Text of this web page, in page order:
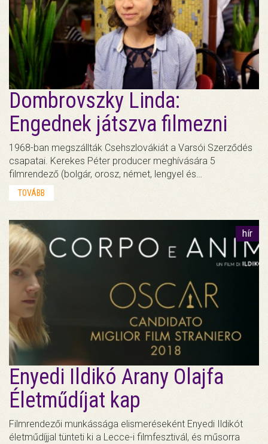
Dombrovszky Linda:
Engednek játszva filmezni
1968-ban megszállták Csehszlovákiát a Varsói Szerződés
csapatai. Kerekes Péter producer meghívására 5
filmrendező (bolgár, orosz, német, lengyel és…
TOVÁBB
hír
Enyedi Ildikó Arany Olajfa
Életműdíjat kap
Filmrendezői munkássága elismeréseként Enyedi Ildikót
életműdíjjal tünteti ki a Lecce-i filmfesztivál, és műsorra